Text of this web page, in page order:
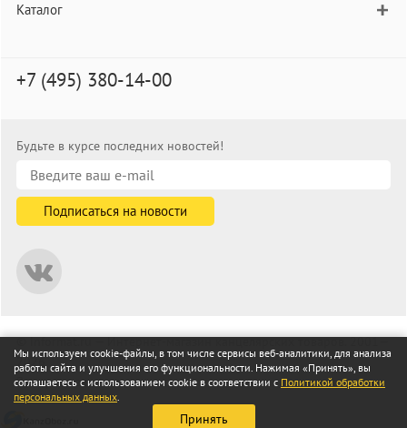
Каталог
+7 (495) 380-14-00
Будьте в курсе последних новостей!
© informat.ru — Интернет-магазин канцелярских товаров. 2001—
2026
Все права защищены
Мы используем cookie-файлы, в том числе сервисы веб-аналитики, для анализа
работы сайта и улучшения его функциональности. Нажимая «Принять», вы
соглашаетесь с использованием cookie в соответствии с Политикой обработки
персональных данных.
Принять